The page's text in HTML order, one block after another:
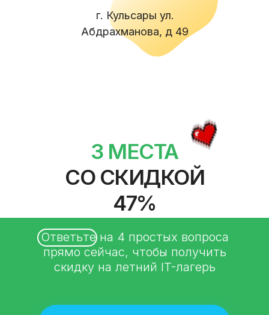
г. Кульсары ул.
Абдрахманова, д 49
3 МЕСТА
СО СКИДКОЙ
47%
Ответьте на 4 простых вопроса
прямо сейчас, чтобы получить
скидку на летний IT-лагерь